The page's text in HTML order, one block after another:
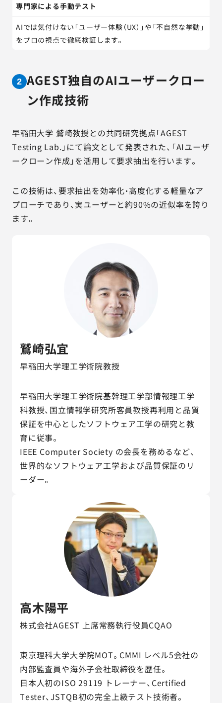
専門家による手動テスト
AIでは気付けない「ユーザー体験（UX）」や「不自然な挙動」
をプロの視点で徹底検証します。
2 AGEST独自のAIユーザークロー
ン作成技術
早稲田大学 鷲崎教授との共同研究拠点「AGEST
Testing Lab.」にて論文として発表された、「AIユーザ
ークローン作成」を活用して要求抽出を行います。
この技術は、要求抽出を効率化・高度化する軽量なア
プローチであり、実ユーザーと約90%の近似率を誇り
ます。
鷲崎弘宜
早稲田大学理工学術院教授
早稲田大学理工学術院基幹理工学部情報理工学
科教授、国立情報学研究所客員教授再利用と品質
保証を中心としたソフトウェア工学の研究と教
育に従事。
IEEE Computer Society の会長を務めるなど、
世界的なソフトウェア工学および品質保証のリ
ーダー。
高木陽平
株式会社AGEST 上席常務執行役員CQAO
東京理科大学大学院MOT。CMMI レベル5会社の
内部監査員や海外子会社取締役を歴任。
日本人初のISO 29119 トレーナー、Certified
Tester、JSTQB初の完全上級テスト技術者。